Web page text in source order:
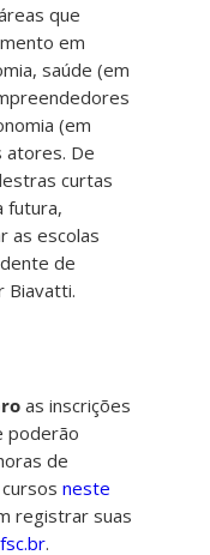
que
em
saúde (em
(em
atores. De
curtas
futura,
as escolas
de
Biavatti.
as inscrições
poderão
de
cursosneste
registrar suas
.